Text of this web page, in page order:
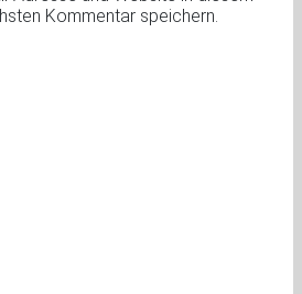
Kommentar speichern.